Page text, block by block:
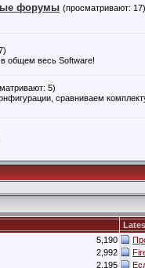
форумы (просматривают: 17)
общем весь Software!
5)
сравниваем
5,190
2,992
2,195